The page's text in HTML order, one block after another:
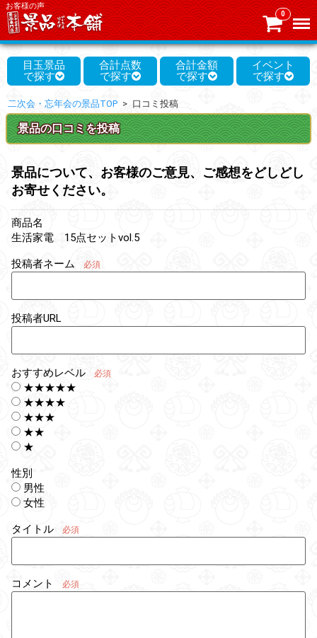
お客様の声
0 Menu
目玉景品 合計点数 合計金額 イベント
二次会・忘年会の景品TOP 口コミ投稿
景品の口コミを投稿
景品について、お客様のご意見、ご感想をどしどし
お寄せください。
商品名
生活家電 15点セットvol.5
投稿者ネーム 必須
投稿者URL
おすすめレベル 必須
★★★★★
★★★★
★★★
★★
★
性別
男性
女性
タイトル 必須
コメント 必須